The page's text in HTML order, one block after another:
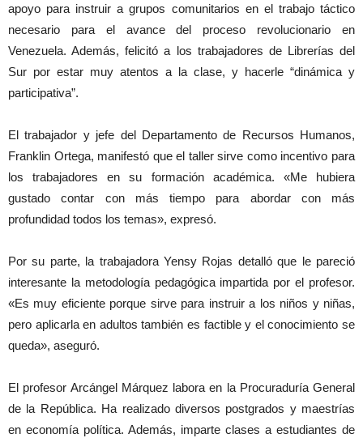
apoyo para instruir a grupos comunitarios en el trabajo táctico
necesario para el avance del proceso revolucionario en
Venezuela. Además, felicitó a los trabajadores de Librerías del
Sur por estar muy atentos a la clase, y hacerle “dinámica y
participativa”.
El trabajador y jefe del Departamento de Recursos Humanos,
Franklin Ortega, manifestó que el taller sirve como incentivo para
los trabajadores en su formación académica. «Me hubiera
gustado contar con más tiempo para abordar con más
profundidad todos los temas», expresó.
Por su parte, la trabajadora Yensy Rojas detalló que le pareció
interesante la metodología pedagógica impartida por el profesor.
«Es muy eficiente porque sirve para instruir a los niños y niñas,
pero aplicarla en adultos también es factible y el conocimiento se
queda», aseguró.
El profesor Arcángel Márquez labora en la Procuraduría General
de la República. Ha realizado diversos postgrados y maestrías
en economía política. Además, imparte clases a estudiantes de